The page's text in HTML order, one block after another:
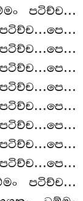
පටිච්ච…
පටිච්ච…